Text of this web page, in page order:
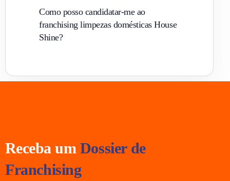
Como posso candidatar-me ao
franchising limpezas domésticas House
Shine?
Receba um Dossier de
Franchising